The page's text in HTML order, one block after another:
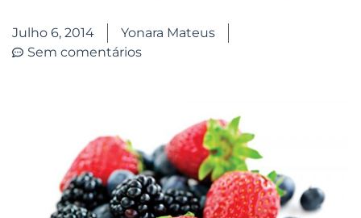
Julho 6, 2014
Yonara Mateus
Sem comentários